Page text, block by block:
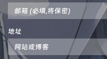
地址